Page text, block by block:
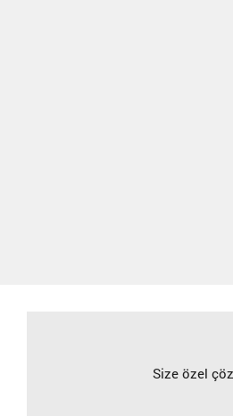
Size özel